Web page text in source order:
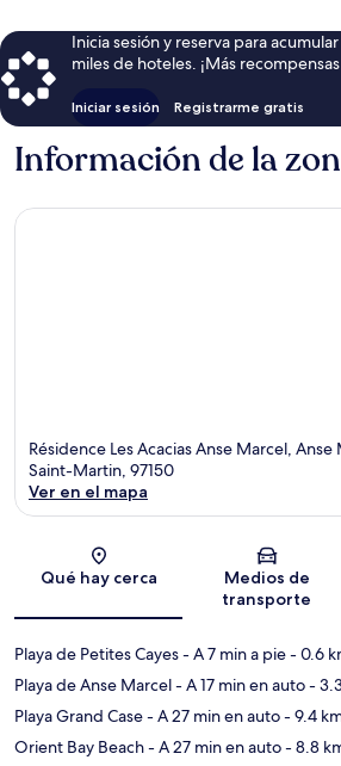
Inicia sesión y reserva para
miles de hoteles. ¡Más
Iniciar sesión Registrarme gratis
Información de la
Résidence Les Acacias Anse Marcel,
Saint-Martin, 97150
Ver en el mapa
Qué hay cerca
Medios de
transporte
Playa de Petites Cayes- A 7 min a pie- 0.6
Playa de Anse Marcel- A 17 min en auto-
Playa Grand Case- A 27 min en auto- 9.4
Orient Bay Beach- A 27 min en auto- 8.8